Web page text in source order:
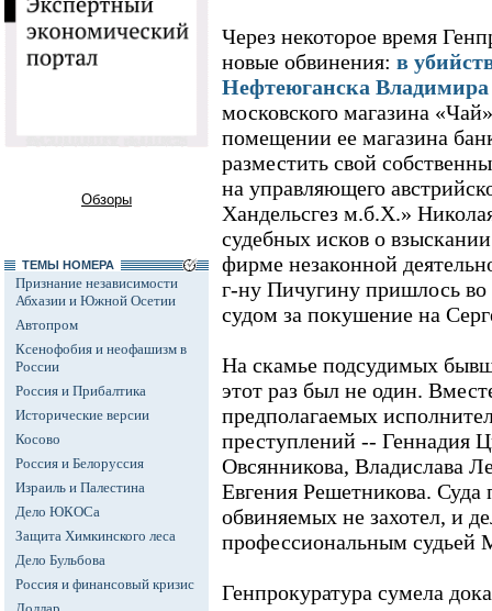
Обзоры
ТЕМЫ НОМЕРА
Признание независимости
Абхазии и Южной Осетии
Автопром
Ксенофобия и неофашизм в
России
Россия и Прибалтика
Исторические версии
Косово
Россия и Белоруссия
Израиль и Палестина
Дело ЮКОСа
Защита Химкинского леса
Дело Бульбова
Россия и финансовый кризис
Через некоторое время
новые обвинения: в
Нефтеюганска Владимира
московского магазина
помещении ее магазина
разместить свой
на управляющего
Хандельсгез м.б.Х.»
судебных исков о
фирме незаконной
г-ну Пичугину пришлось во
судом за покушение на
На скамье подсудимых
этот раз был не один.
предполагаемых
преступлений -- Геннадия
Овсянникова, Владислава
Евгения Решетникова.
обвиняемых не захотел, и
профессиональным судьей
Генпрокуратура сумела